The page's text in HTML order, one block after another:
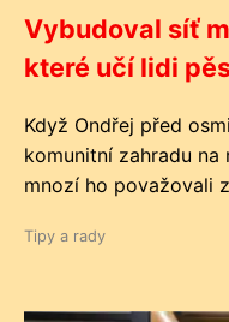
Vybudoval síť
které učí lidi
Když Ondřej před
komunitní zahradu na
mnozí ho považovali
Tipy a rady